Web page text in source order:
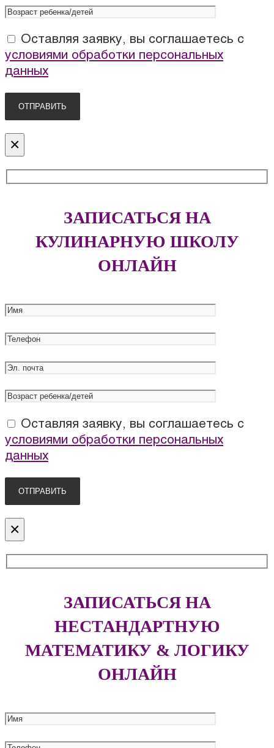
Оставляя заявку, вы соглашаетесь с
условиями обработки персональных
данных
×
ЗАПИСАТЬСЯ НА
КУЛИНАРНУЮ ШКОЛУ
ОНЛАЙН
Оставляя заявку, вы соглашаетесь с
условиями обработки персональных
данных
×
ЗАПИСАТЬСЯ НА
НЕСТАНДАРТНУЮ
МАТЕМАТИКУ & ЛОГИКУ
ОНЛАЙН